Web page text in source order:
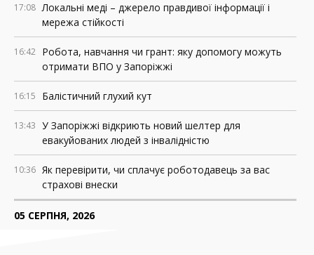
17:08 Локальні меді – джерело правдивої інформації і
мережа стійкості
16:42 Робота, навчання чи грант: яку допомогу можуть
отримати ВПО у Запоріжжі
16:15 Балістичний глухий кут
13:43 У Запоріжжі відкриють новий шелтер для
евакуйованих людей з інвалідністю
10:36 Як перевірити, чи сплачує роботодавець за вас
страхові внески
05 СЕРПНЯ, 2026